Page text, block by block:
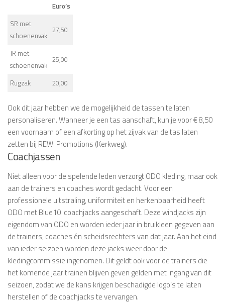
Euro’s
SR met
schoenenvak
27,50
JR met
schoenenvak
25,00
Rugzak 20,00
Ook dit jaar hebben we de mogelijkheid de tassen te laten
personaliseren. Wanneer je een tas aanschaft, kun je voor € 8,50
een voornaam of een afkorting op het zijvak van de tas laten
zetten bij REWI Promotions (Kerkweg).
Coachjassen
Niet alleen voor de spelende leden verzorgt ODO kleding, maar ook
aan de trainers en coaches wordt gedacht. Voor een
professionele uitstraling, uniformiteit en herkenbaarheid heeft
ODO met Blue10 coachjacks aangeschaft. Deze windjacks zijn
eigendom van ODO en worden ieder jaar in bruikleen gegeven aan
de trainers, coaches én scheidsrechters van dat jaar. Aan het eind
van ieder seizoen worden deze jacks weer door de
kledingcommissie ingenomen. Dit geldt ook voor de trainers die
het komende jaar trainen blijven geven gelden met ingang van dit
seizoen, zodat we de kans krijgen beschadigde logo’s te laten
herstellen of de coachjacks te vervangen.